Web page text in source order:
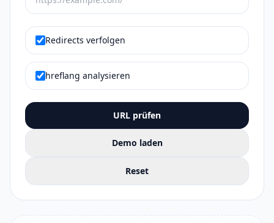
Redirects verfolgen
hreflang analysieren
URL prüfen
Demo laden
Reset